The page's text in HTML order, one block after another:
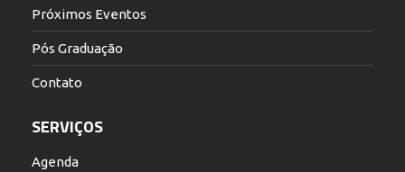
Próximos Eventos
Pós Graduação
Contato
SERVIÇOS
Agenda